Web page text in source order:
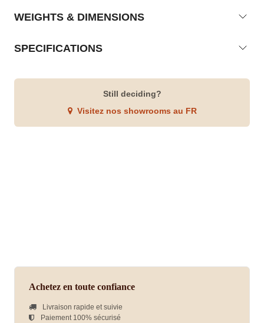
WEIGHTS & DIMENSIONS
SPECIFICATIONS
Still deciding?
Visitez nos showrooms au FR
Achetez en toute confiance
Livraison rapide et suivie
Paiement 100% sécurisé